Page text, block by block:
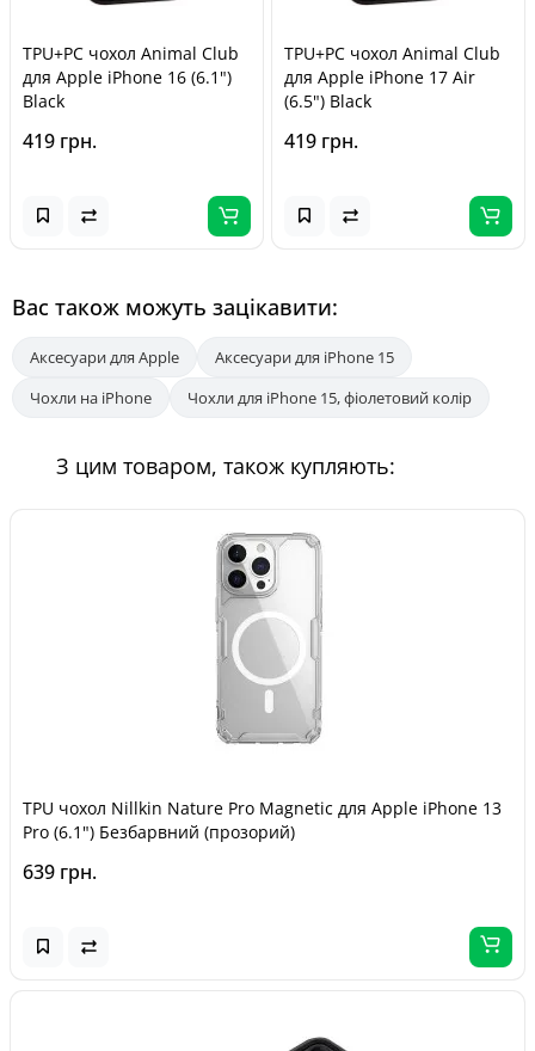
TPU+PC чохол Animal Club
для Apple iPhone 16 (6.1")
Black
419 грн.
TPU+PC чохол Animal Club
для Apple iPhone 17 Air
(6.5") Black
419 грн.
Вас також можуть зацікавити:
Аксесуари для Apple
Аксесуари для iPhone 15
Чохли на iPhone
Чохли для iPhone 15, фіолетовий колір
З цим товаром, також купляють:
TPU чохол Nillkin Nature Pro Magnetic для Apple iPhone 13
Pro (6.1") Безбарвний (прозорий)
639 грн.